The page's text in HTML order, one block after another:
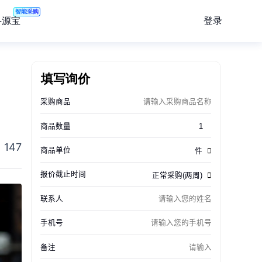
宝
智能采购
登录
147
填写询价